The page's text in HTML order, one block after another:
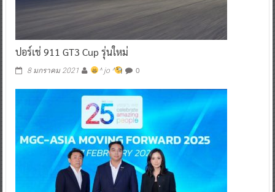
ปอร์เช่ 911 GT3 Cup รุ่นใหม่
8 มกราคม 2021 ^ jo ^ 0